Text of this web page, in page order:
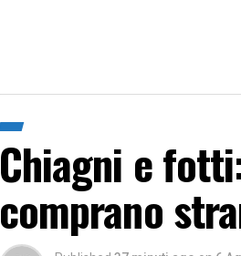
Chiagni e
comprano